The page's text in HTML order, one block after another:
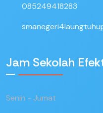
085249418283
Jam Sekolah
Senin - Jumat